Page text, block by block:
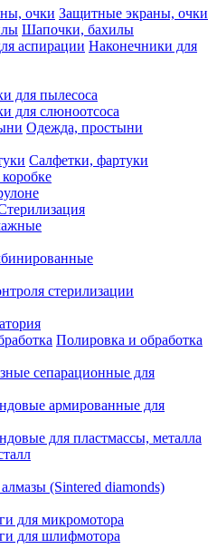
Защитные экраны, очки
Шапочки, бахилы
Наконечники для
для пылесоса
для слюноотсоса
Одежда, простыни
Салфетки, фартуки
стерилизации
Полировка и обработка
сепарационные для
армированные для
для пластмассы, металла
(Sintered diamonds)
для микромотора
для шлифмотора